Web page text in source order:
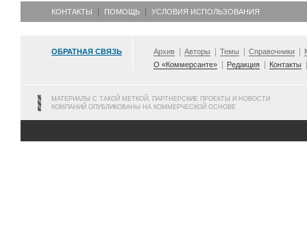
КОНТАКТЫ ПОМОЩЬ УСЛОВИЯ ИСПОЛЬЗОВАНИЯ
ОБРАТНАЯ СВЯЗЬ Архив Авторы Темы Справочники
О «Коммерсанте»
Редакция Контакты
МАТЕРИАЛЫ С ТАКОЙ МЕТКОЙ, ПАРТНЕРСКИЕ ПРОЕКТЫ И НОВОСТИ
КОМПАНИЙ ОПУБЛИКОВАНЫ НА КОММЕРЧЕСКОЙ ОСНОВЕ